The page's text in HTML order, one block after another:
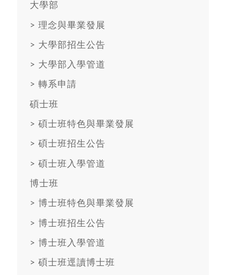
大學部
> 理念與畢業發展
> 大學部招生公告
> 大學部入學管道
> 轉系申請
碩士班
> 碩士班特色與畢業發展
> 碩士班招生公告
> 碩士班入學管道
博士班
> 博士班特色與畢業發展
> 博士班招生公告
> 博士班入學管道
> 碩士班逕讀博士班